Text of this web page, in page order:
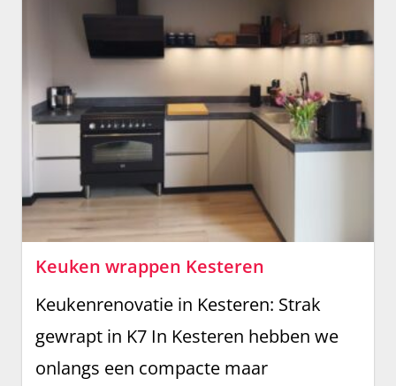
Keuken wrappen Kesteren
Keukenrenovatie in Kesteren: Strak
gewrapt in K7 In Kesteren hebben we
onlangs een compacte maar